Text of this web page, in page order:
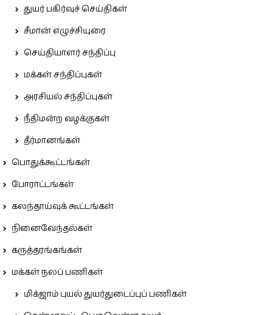
துயர் பகிர்வுச் செய்திகள்
சீமான் எழுச்சியுரை
செய்தியாளர் சந்திப்பு
மக்கள் சந்திப்புகள்
அரசியல் சந்திப்புகள்
நீதிமன்ற வழக்குகள்
தீர்மானங்கள்
பொதுக்கூட்டங்கள்
போராட்டங்கள்
கலந்தாய்வுக் கூட்டங்கள்
நினைவேந்தல்கள்
கருத்தரங்கங்கள்
மக்கள் நலப் பணிகள்
மிக்ஜாம் புயல் துயர்துடைப்புப் பணிகள்